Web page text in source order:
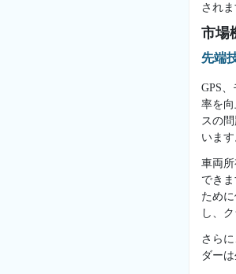
されま
市場
先端
GPS
率を
スの
います
車両
でき
ため
し、
さら
ダー